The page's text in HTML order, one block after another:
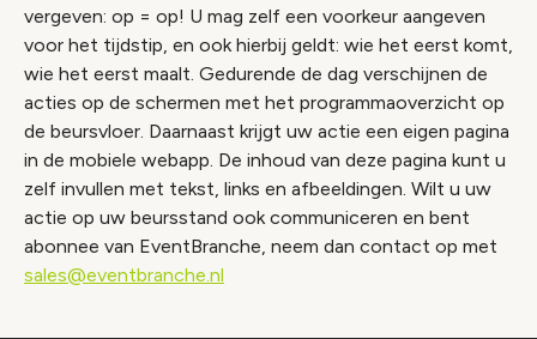
vergeven: op = op! U mag zelf een voorkeur aangeven
voor het tijdstip, en ook hierbij geldt: wie het eerst komt,
wie het eerst maalt. Gedurende de dag verschijnen de
acties op de schermen met het programmaoverzicht op
de beursvloer. Daarnaast krijgt uw actie een eigen pagina
in de mobiele webapp. De inhoud van deze pagina kunt u
zelf invullen met tekst, links en afbeeldingen. Wilt u uw
actie op uw beursstand ook communiceren en bent
abonnee van EventBranche, neem dan contact op met
sales@eventbranche.nl